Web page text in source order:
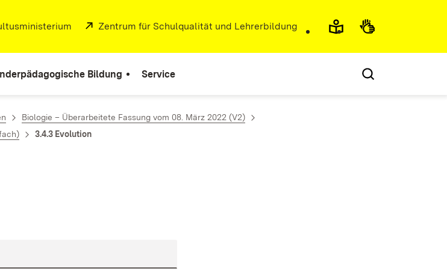
(Öffnet in neuem Fenster)
Extern:
Zentrum für Schulqualität und Lehrerbildung
Bildung Service
Biologie – Überarbeitete Fassung vom 08. März 2022 (V2)
3.4.3 Evolution